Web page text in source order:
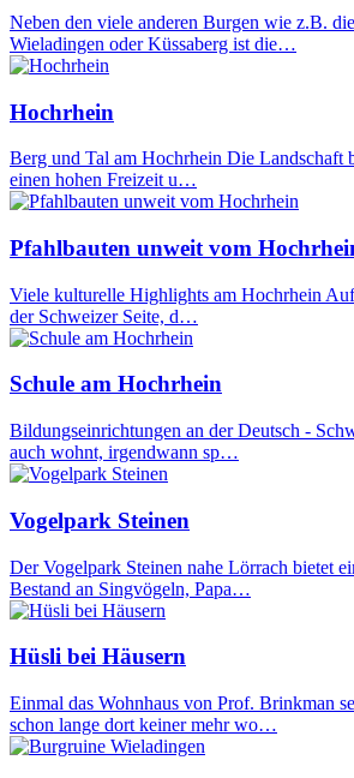
Neben den viele anderen Burgen wie z.B.
Wieladingen oder Küssaberg ist die…
Hochrhein
Berg und Tal am Hochrhein Die Landschaft
einen hohen Freizeit u…
Pfahlbauten unweit vom
Viele kulturelle Highlights am Hochrhein
der Schweizer Seite, d…
Schule am Hochrhein
Bildungseinrichtungen an der Deutsch -
auch wohnt, irgendwann sp…
Vogelpark Steinen
Der Vogelpark Steinen nahe Lörrach bietet
Bestand an Singvögeln, Papa…
Hüsli bei Häusern
Einmal das Wohnhaus von Prof. Brinkman
schon lange dort keiner mehr wo…